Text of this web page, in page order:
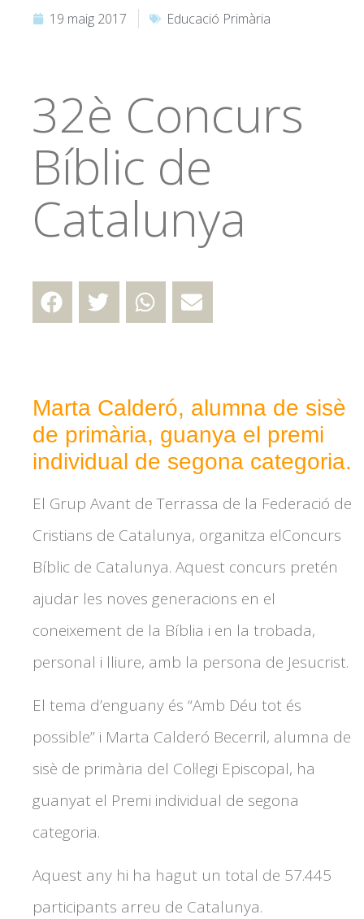
19 maig 2017 Educació Primària
32è Concurs
Bíblic de
Catalunya
Marta Calderó, alumna de sisè
de primària, guanya el premi
individual de segona categoria.
El Grup Avant de Terrassa de la Federació de
Cristians de Catalunya, organitza elConcurs
Bíblic de Catalunya. Aquest concurs pretén
ajudar les noves generacions en el
coneixement de la Bíblia i en la trobada,
personal i lliure, amb la persona de Jesucrist.
El tema d’enguany és “Amb Déu tot és
possible” i Marta Calderó Becerril, alumna de
sisè de primària del Col·legi Episcopal, ha
guanyat el Premi individual de segona
categoria.
Aquest any hi ha hagut un total de 57.445
participants arreu de Catalunya.